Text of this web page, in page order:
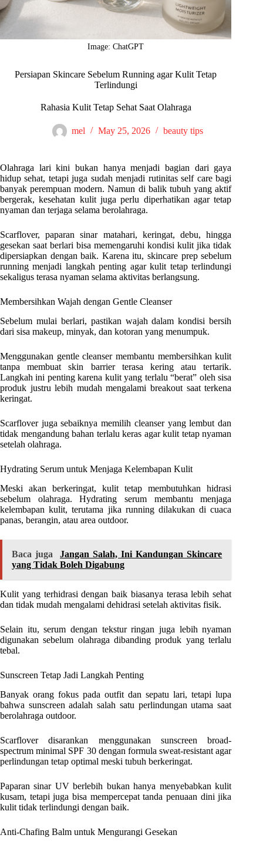
Image: ChatGPT
Persiapan Skincare Sebelum Running agar Kulit Tetap
Terlindungi
Rahasia Kulit Tetap Sehat Saat Olahraga
mel May 25, 2026 beauty tips
Olahraga lari kini bukan hanya menjadi bagian dari gaya
hidup sehat, tetapi juga sudah menjadi rutinitas self care bagi
banyak perempuan modern. Namun di balik tubuh yang aktif
bergerak, kesehatan kulit juga perlu diperhatikan agar tetap
nyaman dan terjaga selama berolahraga.
Scarflover, paparan sinar matahari, keringat, debu, hingga
gesekan saat berlari bisa memengaruhi kondisi kulit jika tidak
dipersiapkan dengan baik. Karena itu, skincare prep sebelum
running menjadi langkah penting agar kulit tetap terlindungi
sekaligus terasa nyaman selama aktivitas berlangsung.
Membersihkan Wajah dengan Gentle Cleanser
Sebelum mulai berlari, pastikan wajah dalam kondisi bersih
dari sisa makeup, minyak, dan kotoran yang menumpuk.
Menggunakan gentle cleanser membantu membersihkan kulit
tanpa membuat skin barrier terasa kering atau tertarik.
Langkah ini penting karena kulit yang terlalu “berat” oleh sisa
produk justru lebih mudah mengalami breakout saat terkena
keringat.
Scarflover juga sebaiknya memilih cleanser yang lembut dan
tidak mengandung bahan terlalu keras agar kulit tetap nyaman
setelah olahraga.
Hydrating Serum untuk Menjaga Kelembapan Kulit
Meski akan berkeringat, kulit tetap membutuhkan hidrasi
sebelum olahraga. Hydrating serum membantu menjaga
kelembapan kulit, terutama jika running dilakukan di cuaca
panas, berangin, atau area outdoor.
Baca juga
Jangan Salah, Ini Kandungan Skincare
yang Tidak Boleh Digabung
Kulit yang terhidrasi dengan baik biasanya terasa lebih sehat
dan tidak mudah mengalami dehidrasi setelah aktivitas fisik.
Selain itu, serum dengan tekstur ringan juga lebih nyaman
digunakan sebelum olahraga dibanding produk yang terlalu
tebal.
Sunscreen Tetap Jadi Langkah Penting
Banyak orang fokus pada outfit dan sepatu lari, tetapi lupa
bahwa sunscreen adalah salah satu perlindungan utama saat
berolahraga outdoor.
Scarflover disarankan menggunakan sunscreen broad-
spectrum minimal SPF 30 dengan formula sweat-resistant agar
perlindungan tetap optimal meski tubuh berkeringat.
Paparan sinar UV berlebih bukan hanya menyebabkan kulit
kusam, tetapi juga bisa mempercepat tanda penuaan dini jika
kulit tidak terlindungi dengan baik.
Anti-Chafing Balm untuk Mengurangi Gesekan